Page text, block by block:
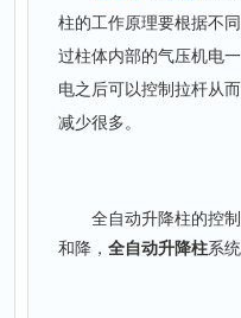
柱的工作原理要根据不
过柱体内部的气压机电
电之后可以控制拉杆从
减少很多。
全自动升降柱的控制
和降， 全自动升降柱系